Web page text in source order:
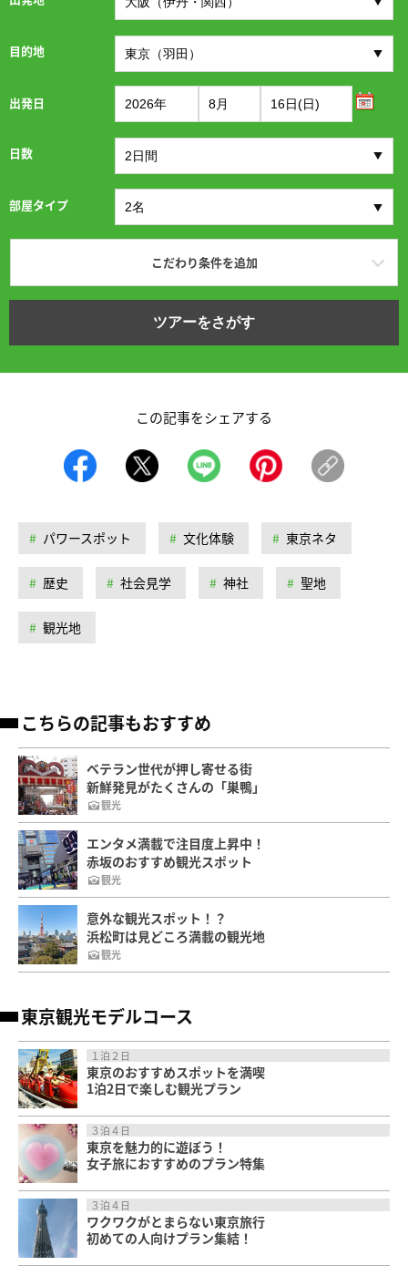
目的地
出発日
日数
部屋タイプ
こだわり条件を追加
ツアーをさがす
この記事をシェアする
パワースポット 文化体験 東京ネタ
歴史 社会見学 神社 聖地
観光地
こちらの記事もおすすめ
ベテラン世代が押し寄せる街
新鮮発見がたくさんの「巣鴨」
観光
エンタメ満載で注目度上昇中！
赤坂のおすすめ観光スポット
観光
意外な観光スポット！？
浜松町は見どころ満載の観光地
観光
東京観光モデルコース
１泊２日
東京のおすすめスポットを満喫
1泊2日で楽しむ観光プラン
３泊４日
東京を魅力的に遊ぼう！
女子旅におすすめのプラン特集
３泊４日
ワクワクがとまらない東京旅行
初めての人向けプラン集結！